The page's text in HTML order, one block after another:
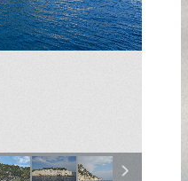
×